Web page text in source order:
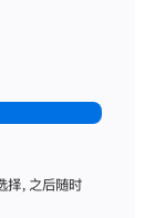
择，之后随时